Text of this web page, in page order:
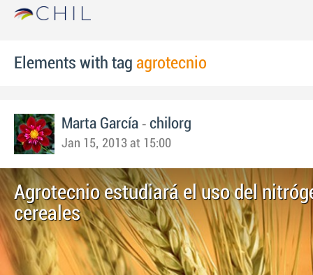
Elements with tag agrotecnio
Marta García - chilorg
Jan 15, 2013 at 15:00
Agrotecnio estudiará el uso del
cereales